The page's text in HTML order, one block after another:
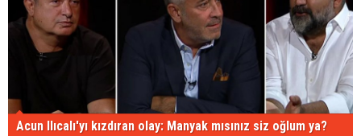
Acun Ilıcalı'yı kızdıran olay: Manyak mısınız siz oğlum ya?